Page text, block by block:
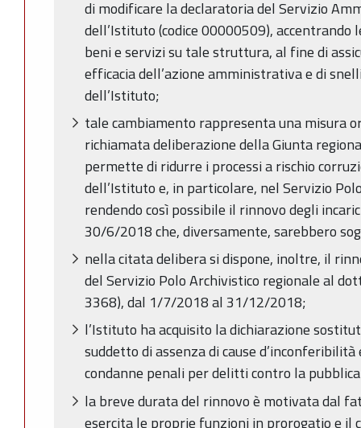
di modificare la declaratoria del Servizio
dell’Istituto (codice 00000509), accentrando
beni e servizi su tale struttura, al fine di
efficacia dell’azione amministrativa e di
dell’Istituto;
tale cambiamento rappresenta una misura
richiamata deliberazione della Giunta
permette di ridurre i processi a rischio
dell’Istituto e, in particolare, nel Servizio
rendendo così possibile il rinnovo degli
30/6/2018 che, diversamente, sarebbero
nella citata delibera si dispone, inoltre, il
del Servizio Polo Archivistico regionale al
3368), dal 1/7/2018 al 31/12/2018;
l’Istituto ha acquisito la dichiarazione
suddetto di assenza di cause
condanne penali per delitti contro la
la breve durata del rinnovo è motivata dal
esercita le proprie funzioni in prorogatio e il